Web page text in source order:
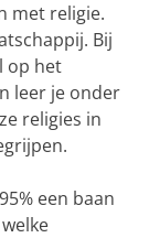
met religie.
Bij
op het
leer je onder
religies in
een baan